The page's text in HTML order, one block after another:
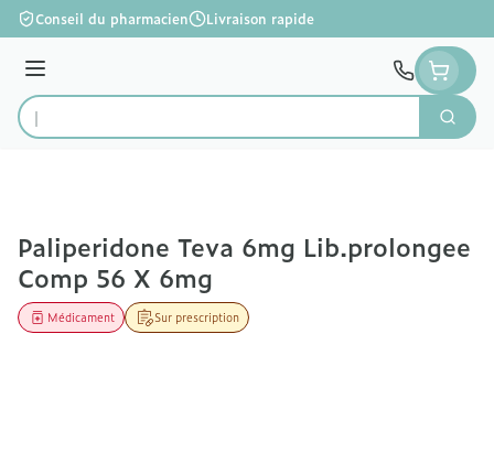
Aller au contenu
Conseil du pharmacien Livraison rapide
Menu
Rechercher
Paliperidone Teva 6mg Lib.prolongee
Comp 56 X 6mg
Sur prescription
Médicament